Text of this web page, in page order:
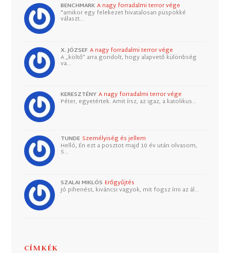
BENCHMARK A nagy forradalmi terror vége
"amikor egy felekezet hivatalosan püspökké
választ…
X. JÓZSEF A nagy forradalmi terror vége
A „költő” arra gondolt, hogy alapvető különbség
va…
KERESZTÉNY A nagy forradalmi terror vége
Péter, egyetértek. Amit írsz, az igaz, a katolikus…
TUNDE Személyiség és jellem
Helló, Én ezt a posztot majd 10 év után olvasom,
S…
SZALAI MIKLÓS Erőgyűjtés
Jó pihenést, kiváncsi vagyok, mit fogsz írni az ál…
CÍMKÉK